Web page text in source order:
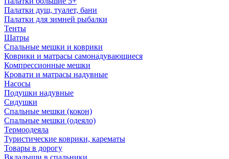
Палатки душ, туалет, бани
Палатки для зимней рыбалки
Тенты
Шатры
Спальные мешки и коврики
Коврики и матрасы самонадувающиеся
Компрессионные мешки
Кровати и матрасы надувные
Насосы
Подушки надувные
Сидушки
Спальные мешки (кокон)
Спальные мешки (одеяло)
Термоодеяла
Туристические коврики, карематы
Товары в дорогу
Вкладыши в спальники